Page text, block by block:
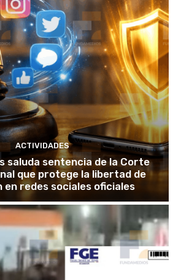
ACTIVIDADES
saluda sentencia de la Corte
que protege la libertad de
en redes sociales oficiales